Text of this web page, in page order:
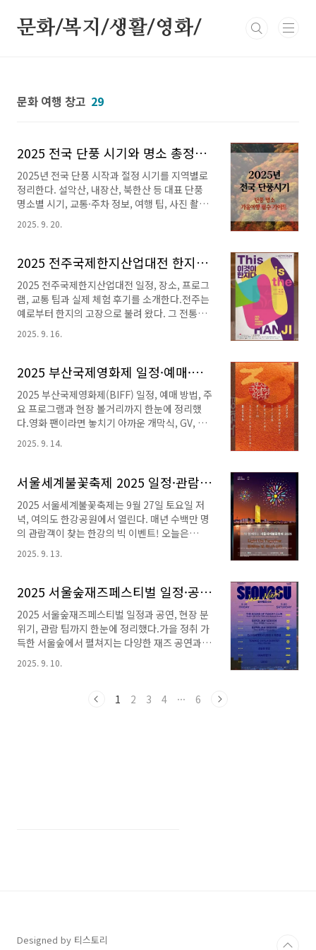
문화/복지/생활/영화/
문화 여행 창고 29
2025 전국 단풍 시기와 명소 총정리｜가을 여행 필수 가이드
2025년 전국 단풍 시작과 절정 시기를 지역별로
정리한다. 설악산, 내장산, 북한산 등 대표 단풍
명소별 시기, 교통·주차 정보, 여행 팁, 사진 촬영
포인트, 지도 링크까지 한눈에 확인할 수 있다.작
년 2024년에도 날씨가 늦게까지 더워 단풍이 늦
해지고 있는데 단풍이 언제 찾아올지 확인하고
간☞ 산행 전 미리 체크하세요! 2025 단풍 시기
개요한국 단풍: 9월 하순~11월 초 북부·고산지
대: 9월 말~10월 초중부: 10월 중순~말남부: 10
월 말~11월 초단풍 이동 순서: 설악산 → 내장산
2025. 9. 20.
2025 전주국제한지산업대전 한지문화축제 일정·프로그램·후기
2025 전주국제한지산업대전 일정, 장소, 프로그
램, 교통 팁과 실제 체험 후기를 소개한다.전주는
예로부터 한지의 고장으로 불려 왔다. 그 전통을
가장 가까이 느낄 수 있는 순간이 바로 전주국제
한지산업, 한지문화축제이 아닐까 싶다. 2025년
전통과 현대가 어우러진 다양한 프로그램이 준비
를 미리 만나보자.이전 포스트에서 소개한 부산
국제영화제를 함께 즐길 수 있는 자세한 정보는
다음 링크로 소개한다.2025 부산국제영화제!☞
영화인의 축제! 영화를 좋아하는 우리들의 축제!
사 속에서 살아 숨 쉬는 곳이다.한지는 단순..
2025. 9. 16.
2025 부산국제영화제 일정·예매·볼거리 한눈에 정리
2025 부산국제영화제(BIFF) 일정, 예매 방법, 주
요 프로그램과 현장 볼거리까지 한눈에 정리했
다.영화 팬이라면 놓치기 아까운 개막식, GV, 레
드카펫 행사와 함께 부산의 가을밤을 영화로 물
들이는 특별한 경험까지 소개한다.다가오는 가
2025 부산국제영화제(BIFF)! 특히 이번 제30회
부산국제영화제는 30주년을 맞아 더욱 풍성한
콘텐츠와 특별 프로그램으로 꾸며질 예정이라고
한다. 한껏 부푼 마음으로 부산국제영화제 속으
로 들어가 보자.2025 서울숲재즈페스티벌!☞ 서
울숲에서의 감성적 주말을 원한다면 요기! 부산
대 일대, 센텀시티 상영관부산은 이 ..
2025. 9. 14.
서울세계불꽃축제 2025 일정·관람 꿀팁·주차 정보 총정리 최고의 명당 이벤트!
2025 서울세계불꽃축제는 9월 27일 토요일 저
녁, 여의도 한강공원에서 열린다. 매년 수백만 명
의 관람객이 찾는 한강의 빅 이벤트! 오늘은
이 프로그램, 관람 명당, 대중교통 이용 팁과 주차
놀이 축제 가이드!당일치기 야유회 장소 추천☞
맛집+산책+볼거리 3박자를 갖춘 곳! 서울세계불
꽃축제란 무엇인가서울세계불꽃축제는 한화가
매년 주최하는 서울의 대표적인 가을 축제다. 여
의도 한강공원 일대에서 열리며, 단 하루 동안 서
울의 밤하늘이 불꽃으로 가득 물든다. 매년 약 백
꽃만 터뜨리는 행사가 아니다. 각국의 불꽃 연출
2025. 9. 13.
2025 서울숲재즈페스티벌 일정·공연·관람 정보 감성의 주말을 선사하다
2025 서울숲재즈페스티벌 일정과 공연, 현장 분
위기, 관람 팁까지 한눈에 정리했다.가을 정취 가
득한 서울숲에서 펼쳐지는 다양한 재즈 공연과
이번 서울숲재즈페스티벌을 놓치지 말자. 오늘
소 추천☞ 맛집+산책+볼거리 3박자를 갖춘 곳!
2025. 9. 10.
1 2 3 4 ··· 6
Designed by 티스토리